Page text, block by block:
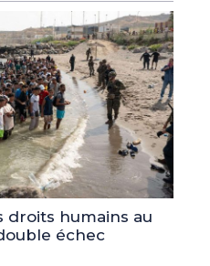
droits humains au
échec